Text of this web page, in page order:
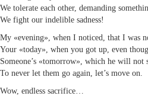
We tolerate each other, demanding
We fight our indelible sadness!
My «evening», when I noticed, that I was
Your «today», when you got up, even
Someone’s «tomorrow», which he will
To never let them go again, let’s move on.
Wow, endless sacrifice…